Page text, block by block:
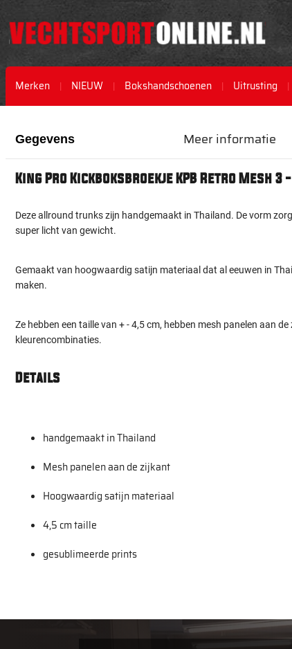
Merken NIEUW Bokshandschoenen Uitrusting
het
van
gallerij
het
van
gallerij
Gegevens
King Pro Kickboksbroekje KPB Retro Mesh 3
Deze allround trunks zijn handgemaakt in Thailand. De vorm
super licht van gewicht.
Gemaakt van hoogwaardig satijn materiaal dat al eeuwen in
maken.
Ze hebben een taille van + - 4,5 cm, hebben mesh panelen aan
kleurencombinaties.
Details
handgemaakt in Thailand
Mesh panelen aan de zijkant
Hoogwaardig satijn materiaal
4,5 cm taille
gesublimeerde prints
Meer informatie